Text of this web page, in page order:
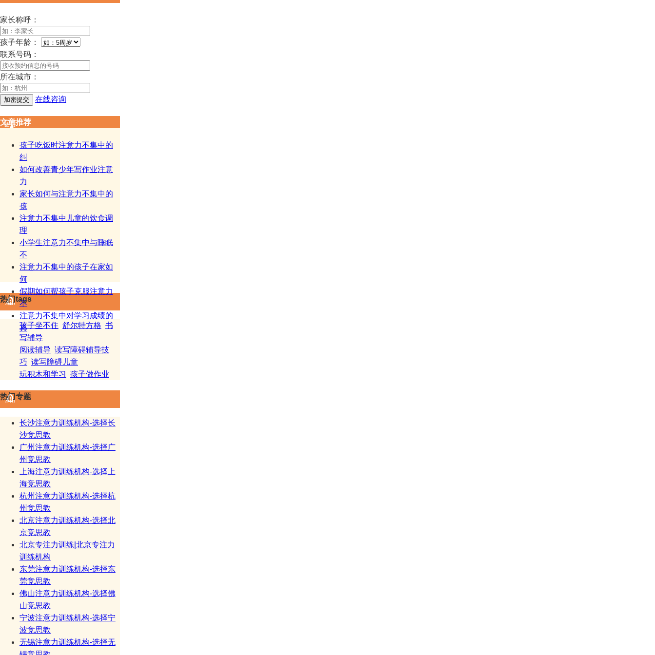
家长称呼：
孩子年龄：
联系号码：
所在城市：
在线咨询
文章推荐
孩子吃饭时注意力不集中的
纠
如何改善青少年写作业注意
力
家长如何与注意力不集中的
孩
注意力不集中儿童的饮食调
理
小学生注意力不集中与睡眠
不
注意力不集中的孩子在家如
何
假期如何帮孩子克服注意力
不
注意力不集中对学习成绩的
真
热门tags
孩子坐不住 舒尔特方格 书
写辅导
阅读辅导 读写障碍辅导技
巧 读写障碍儿童
玩积木和学习 孩子做作业
热门专题
长沙注意力训练机构-选择长
沙竞思教
广州注意力训练机构-选择广
州竞思教
上海注意力训练机构-选择上
海竞思教
杭州注意力训练机构-选择杭
州竞思教
北京注意力训练机构-选择北
京竞思教
北京专注力训练|北京专注力
训练机构
东莞注意力训练机构-选择东
莞竞思教
佛山注意力训练机构-选择佛
山竞思教
宁波注意力训练机构-选择宁
波竞思教
无锡注意力训练机构-选择无